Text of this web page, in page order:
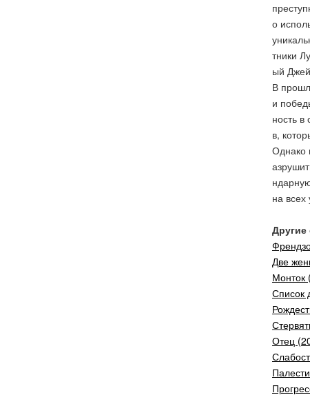
о
тники
ый
В
и
ность
в,
Однако
на всех
Другие
Две
Монток
Список
Отец